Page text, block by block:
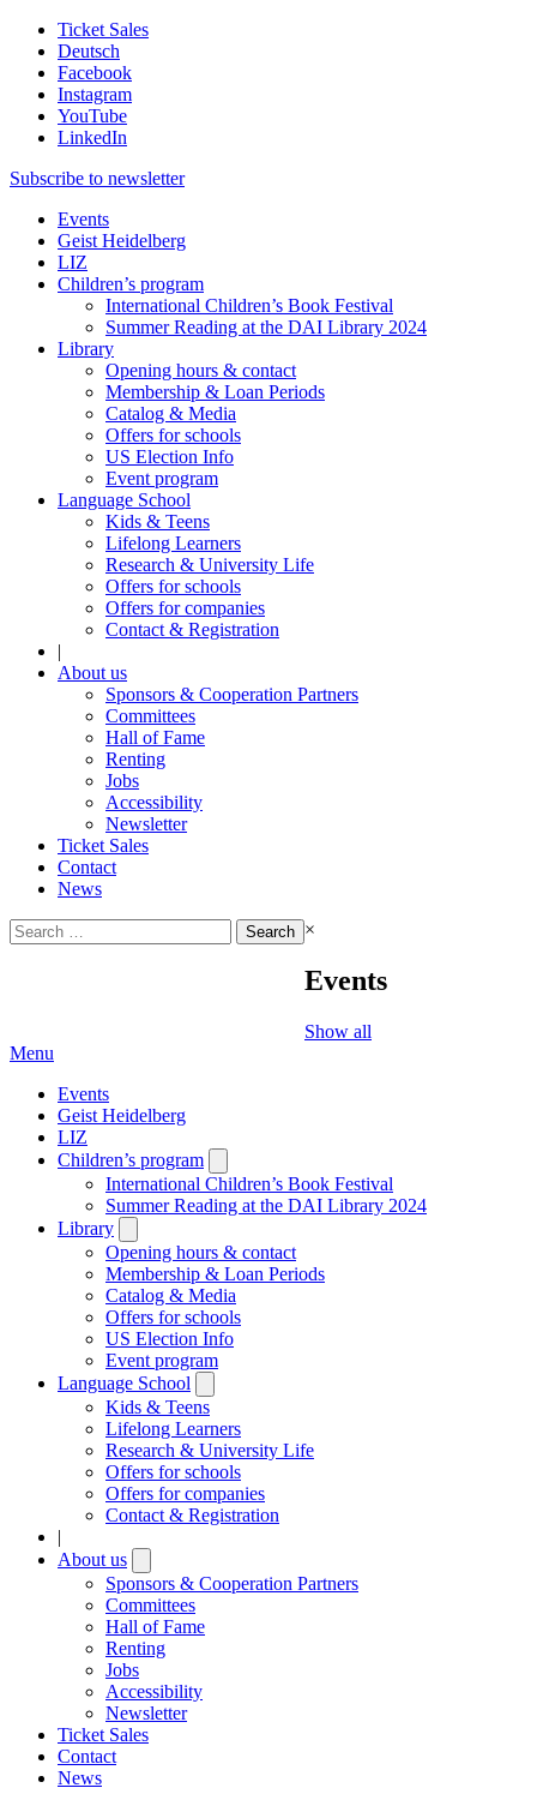
Ticket Sales
Deutsch
Facebook
Instagram
YouTube
LinkedIn
Subscribe to newsletter
Events
Geist Heidelberg
LIZ
Children’s program
International Children’s Book Festival
Summer Reading at the DAI Library 2024
Library
Opening hours & contact
Membership & Loan Periods
Catalog & Media
Offers for schools
US Election Info
Event program
Language School
Kids & Teens
Lifelong Learners
Research & University Life
Offers for schools
Offers for companies
Contact & Registration
|
About us
Sponsors & Cooperation Partners
Committees
Hall of Fame
Renting
Jobs
Accessibility
Newsletter
Ticket Sales
Contact
News
Search
for:
×
Events
Show all
Menu
Events
Geist Heidelberg
LIZ
Children’s program
submenu
International Children’s Book Festival
Summer Reading at the DAI Library 2024
Library
submenu
Opening hours & contact
Membership & Loan Periods
Catalog & Media
Offers for schools
US Election Info
Event program
Language School
submenu
Kids & Teens
Lifelong Learners
Research & University Life
Offers for schools
Offers for companies
Contact & Registration
|
About us
submenu
Sponsors & Cooperation Partners
Committees
Hall of Fame
Renting
Jobs
Accessibility
Newsletter
Ticket Sales
Contact
News